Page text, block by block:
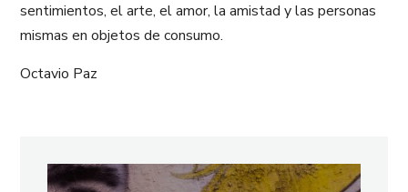
sentimientos, el arte, el amor, la amistad y las personas
mismas en objetos de consumo.
Octavio Paz